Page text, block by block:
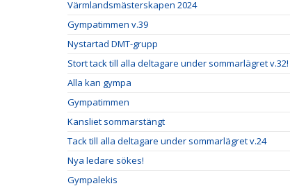
Värmlandsmästerskapen 2024
Gympatimmen v.39
Nystartad DMT-grupp
Stort tack till alla deltagare under sommarlägret v.32!
Alla kan gympa
Gympatimmen
Kansliet sommarstängt
Tack till alla deltagare under sommarlägret v.24
Nya ledare sökes!
Gympalekis